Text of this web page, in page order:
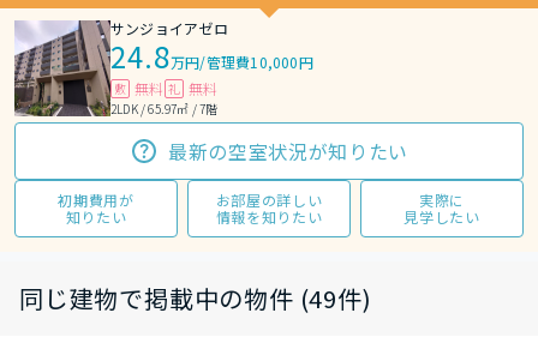
サンジョイアゼロ
24.8万円/管理費10,000円
敷 無料 礼 無料
2LDK / 65.97㎡ / 7階
最新の空室状況が知りたい
初期費用が
知りたい
お部屋の詳しい
情報を知りたい
実際に
見学したい
同じ建物で掲載中の物件 (49件)